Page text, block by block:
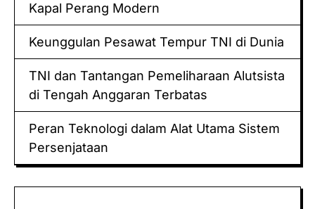
Kapal Perang Modern
Keunggulan Pesawat Tempur TNI di Dunia
TNI dan Tantangan Pemeliharaan Alutsista
di Tengah Anggaran Terbatas
Peran Teknologi dalam Alat Utama Sistem
Persenjataan